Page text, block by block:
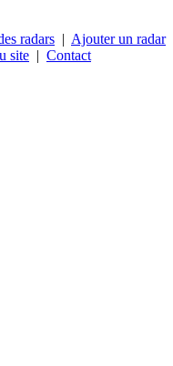
radars | Ajouter un radar
site | Contact